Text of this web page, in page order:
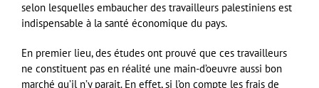
selon lesquelles embaucher des travailleurs palestiniens est
indispensable à la santé économique du pays.
En premier lieu, des études ont prouvé que ces travailleurs
ne constituent pas en réalité une main-d’oeuvre aussi bon
marché qu’il n’y parait. En effet, si l’on compte les frais de